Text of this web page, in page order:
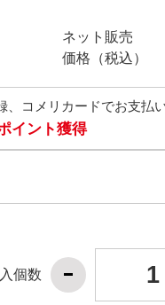
ネット販売
価格（税込）
、コメリカードでお支払
イント獲得
個数